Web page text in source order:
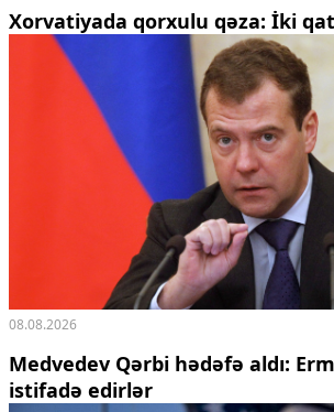
Xorvatiyada qorxulu qəza: İki
08.08.2026
Medvedev Qərbi hədəfə aldı:
istifadə edirlər